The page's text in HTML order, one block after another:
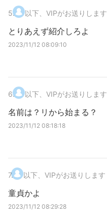
5. 以下、VIPがお送りします
とりあえず紹介しろよ
2023/11/12 08:09:10
6. 以下、VIPがお送りします
名前は？リから始まる？
2023/11/12 08:18:18
7. 以下、VIPがお送りします
童貞かよ
2023/11/12 08:29:28